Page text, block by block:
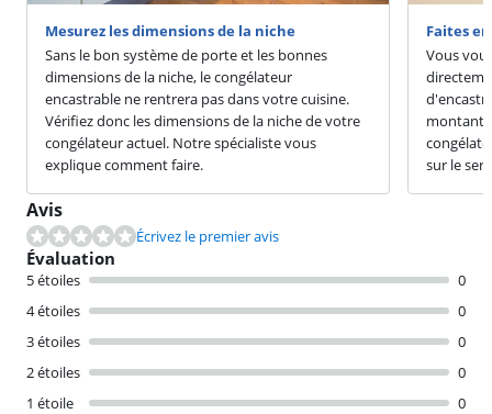
Mesurez les dimensions de la niche
Sans le bon système de porte et les bonnes
dimensions de la niche, le congélateur
encastrable ne rentrera pas dans votre cuisine.
Vérifiez donc les dimensions de la niche de votre
congélateur actuel. Notre spécialiste vous
explique comment faire.
Faites
Vous
montant
sur le
Avis
Écrivez le premier avis
Évaluation
5 étoiles
0
4 étoiles
0
3 étoiles
0
2 étoiles
0
1 étoile
0